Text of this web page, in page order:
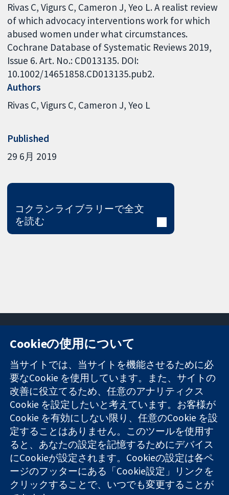
Rivas C, Vigurs C, Cameron J, Yeo L. A realist review
of which advocacy interventions work for which
abused women under what circumstances.
Cochrane Database of Systematic Reviews 2019,
Issue 6. Art. No.: CD013135. DOI:
10.1002/14651858.CD013135.pub2.
Authors
Rivas C Vigurs C Cameron J Yeo L
Published
29 6月 2019
コクランライブラリーで全文
を読む
信頼できるエビ
デンスと
情報に基づく意
思決定により
健康のさらなる
向上へ
11-13 Cavendish
Square
London
W1G 0AN
United Kingdom
お問い合わせ
ニュース
広報
コクランにつ
いて
採用
Cochrane
Library
コクラン・コラボレーションは、イングランド及びウェールズ
に登録された慈善団体（登録番号 1045921）および保証有限責
Cookieの使用について
当サイトでは、当サイトを機能させるために必
要なCookie を使用しています。また、サイトの
改善に役立てるため、任意のアナリティクス
Cookie を設定したいと考えています。お客様が
Cookie を有効にしない限り、任意のCookie を設
定することはありません。このツールを使用す
ると、あなたの設定を記憶するためにデバイス
にCookieが設定されます。Cookieの設定は各ペ
ージのフッターにある「Cookie設定」リンクを
クリックすることで、いつでも変更することが